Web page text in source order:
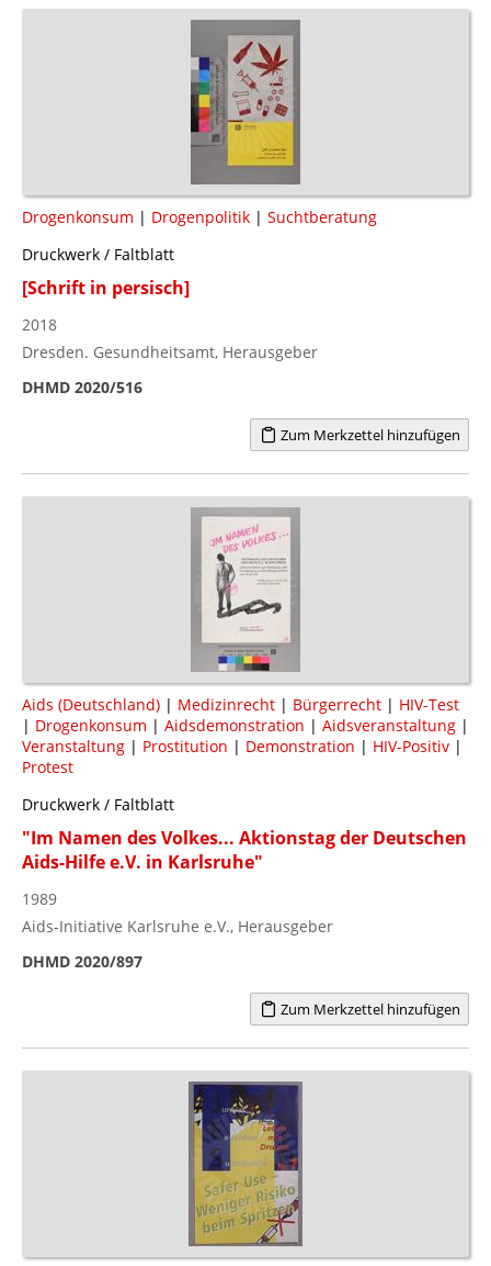
Drogenkonsum | Drogenpolitik | Suchtberatung
Druckwerk / Faltblatt
[Schrift in persisch]
2018
Dresden. Gesundheitsamt, Herausgeber
DHMD 2020/516
Zum Merkzettel hinzufügen
Aids (Deutschland) | Medizinrecht | Bürgerrecht | HIV-Test
| Drogenkonsum | Aidsdemonstration | Aidsveranstaltung |
Veranstaltung | Prostitution | Demonstration | HIV-Positiv |
Protest
Druckwerk / Faltblatt
"Im Namen des Volkes... Aktionstag der Deutschen
Aids-Hilfe e.V. in Karlsruhe"
1989
Aids-Initiative Karlsruhe e.V., Herausgeber
DHMD 2020/897
Zum Merkzettel hinzufügen